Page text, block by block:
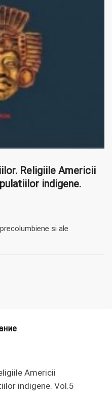
Religiile Americii
indigene.
si ale
Americii
indigene. Vol.5